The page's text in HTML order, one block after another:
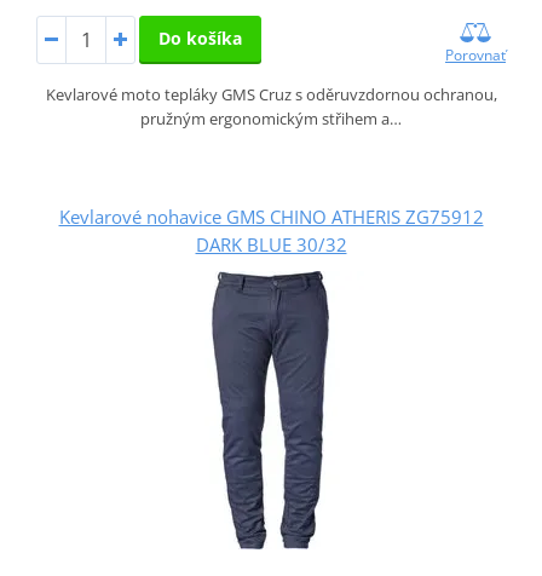
Do košíka
Porovnať
Kevlarové moto tepláky GMS Cruz s oděruvzdornou ochranou,
pružným ergonomickým střihem a…
Kevlarové nohavice GMS CHINO ATHERIS ZG75912
DARK BLUE 30/32